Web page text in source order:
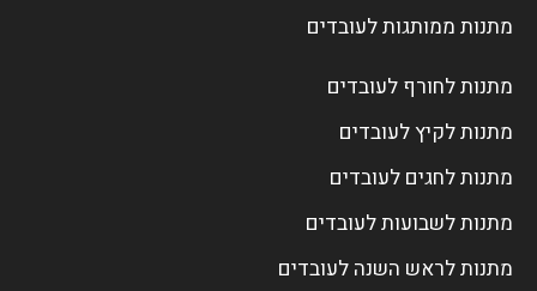
מתנות ממותגות לעובדים
מתנות לחורף לעובדים
מתנות לקיץ לעובדים
מתנות לחגים לעובדים
מתנות לשבועות לעובדים
מתנות לראש השנה לעובדים